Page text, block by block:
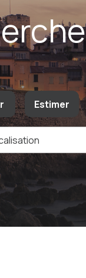
l'immo pro
Estimer